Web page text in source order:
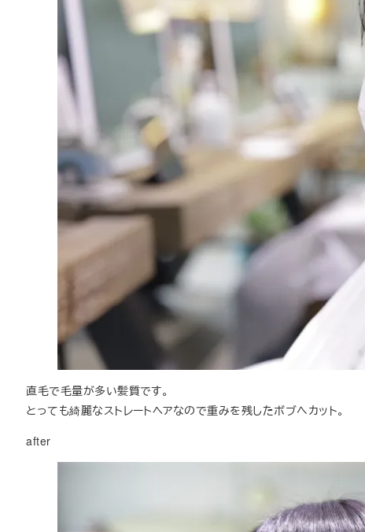
直毛で毛量が多い髪質です。
とっても綺麗なストレートヘアなので重みを残したボブへカット。
after